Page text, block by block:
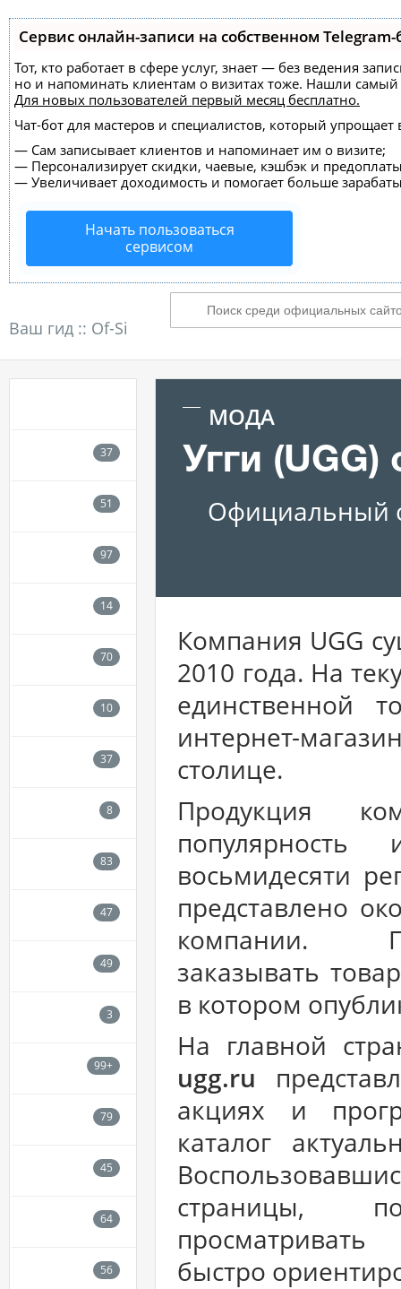
Сервис онлайн-записи на собственном Telegram-
Тот, кто работает в сфере услуг, знает — без ведения
но и напоминать клиентам о визитах тоже. Нашли
Для новых пользователей первый месяц бесплатно.
Чат-бот для мастеров и специалистов, который упрощает
— Сам записывает клиентов и напоминает им о визите;
— Персонализирует скидки, чаевые, кэшбэк и
— Увеличивает доходимость и помогает больше
Начать пользоваться
сервисом
Ваш гид :: Of-Si
МОДА
Угги
Официальный
Компания UGG
2010 года. На
единственной
интернет-
столице.
Продукция
восьмидесяти
представлено
компании.
заказывать
в котором
На главной
ugg.ru
акциях и
каталог
страницы,
быстро